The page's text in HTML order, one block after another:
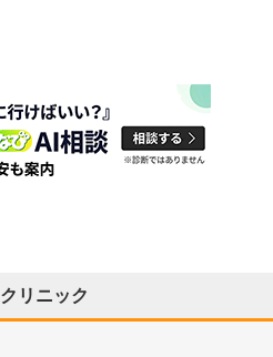
リニック